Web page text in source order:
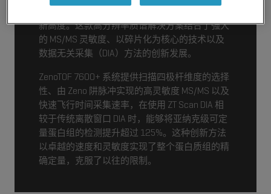
新高度。这款高分辨率质谱解决方案结合了强大
的 MS/MS 灵敏度、以碎片化为核心的技术以及
数据无关采集（DIA）方法的创新发展。
ZenoTOF 7600+ 系统提供扫描四极杆维度的选择
性、由 Zeno 阱脉冲实现的高灵敏度 MS/MS 以及
快速飞行时间采集速率，在使用 ZT Scan DIA 相
较于传统离散窗口 DIA 时，能够将亚纳克级可定
量蛋白组的检测提升超过 125%。这种创新方法
以卓越的速度和灵敏度实现了整个蛋白质组的精
确定量，克服了以往的限制。